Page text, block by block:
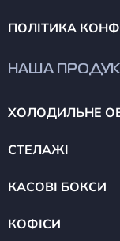
ПОЛІТИКА
НАША
ХОЛОДИЛЬНЕ
СТЕЛАЖІ
КАСОВІ БОКСИ
КОФІСИ